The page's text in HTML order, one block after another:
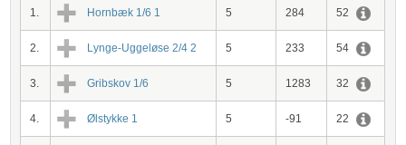
1. Hornbæk 1/6 1 5 284 52
2. Lynge-Uggeløse 2/4 2 5 233 54
3. Gribskov 1/6 5 1283 32
4. Ølstykke 1 5 -91 22